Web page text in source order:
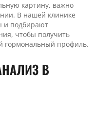
картину, важно
В нашей клинике
и подбирают
чтобы получить
гормональный профиль.
В